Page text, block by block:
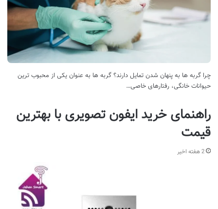
چرا گربه ها به پنهان شدن تمایل دارند؟ گربه ها به عنوان یکی از محبوب ترین
حیوانات خانگی، رفتارهای خاصی…
راهنمای خرید ایفون تصویری با بهترین
قیمت
2 هفته اخیر